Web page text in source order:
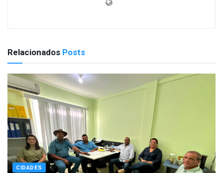
Relacionados Posts
CIDADES